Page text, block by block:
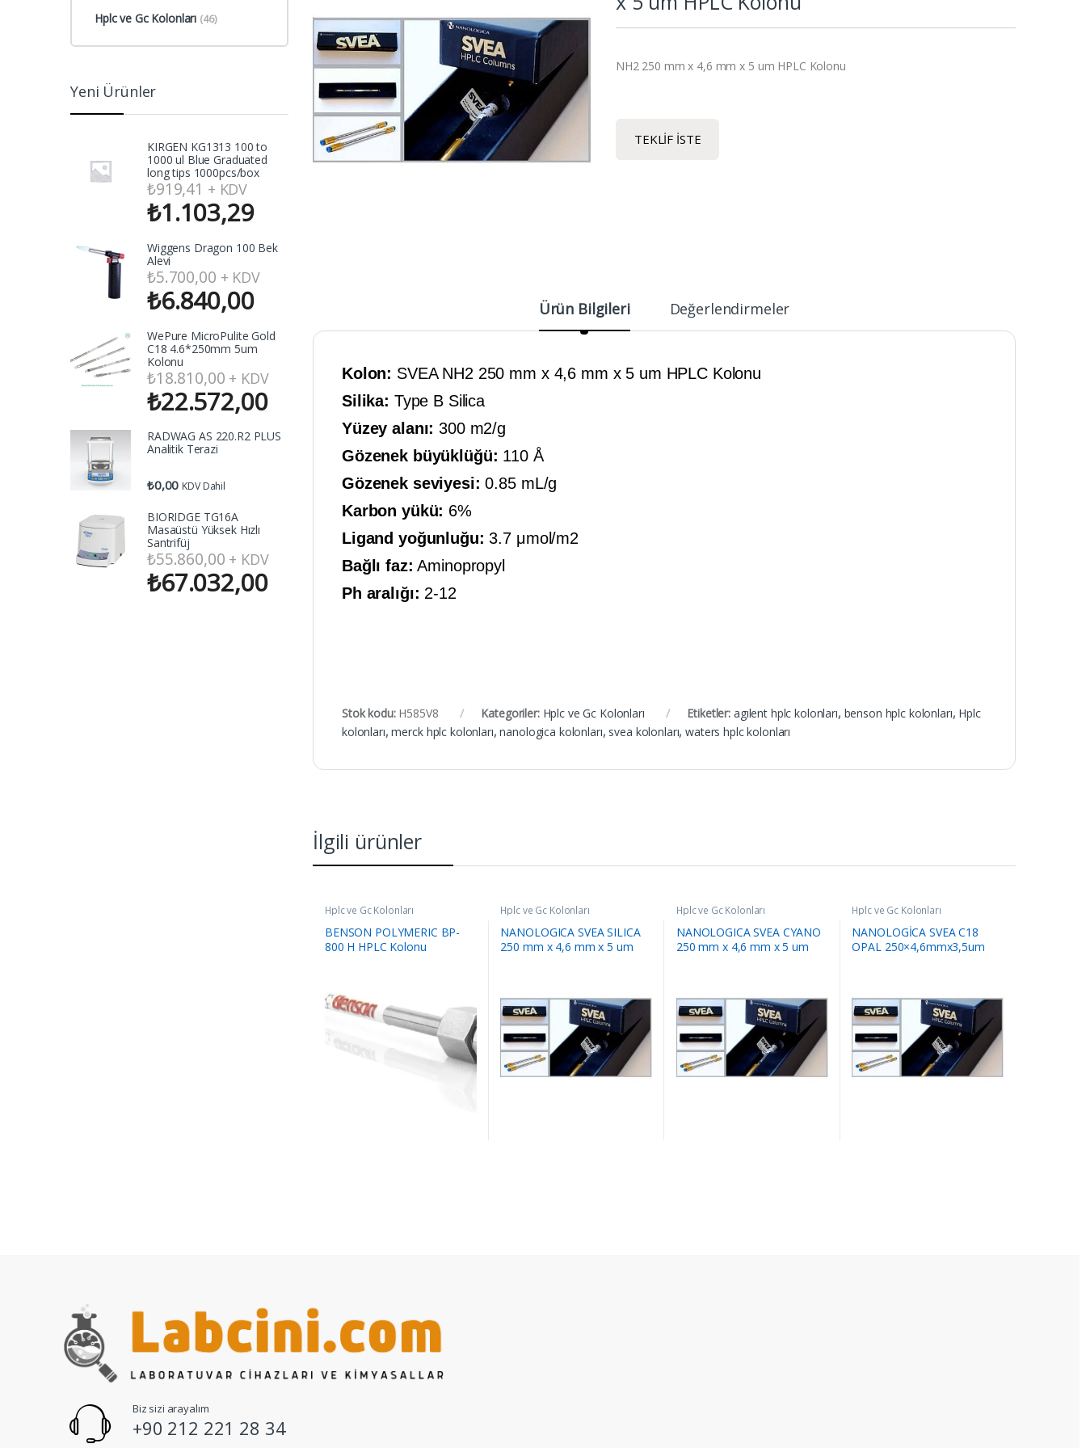
NH2 250 mm x 4,6 mm x 5 um HPLC Kolonu
TEKLIF İSTE
Ürün Bilgileri Değerlendirmeler
Kolon: SVEA NH2 250 mm x 4,6 mm x 5 um HPLC Kolonu
Silika: Type B Silica
Yüzey alanı: 300 m2/g
Gözenek büyüklüğü: 110 Å
Gözenek seviyesi: 0.85 mL/g
Karbon yükü: 6%
Ligand yoğunluğu:3.7 μmol/m2
Bağlı faz: Aminopropyl
Ph aralığı: 2-12
Stok kodu: H585V8 Kategoriler: Hplc ve Gc Kolonları Etiketler: agılent hplc kolonları, benson hplc kolonları, Hplc
kolonları,merck hplc kolonları,nanologica kolonları, svea kolonları,waters hplc kolonları
İlgili ürünler
Hplc ve Gc Kolonları
BENSON POLYMERIC BP-
800 H HPLC Kolonu
Hplc ve Gc Kolonları
NANOLOGICA SVEA SILICA
250 mm x 4,6 mm x 5 um
Hplc ve Gc Kolonları
NANOLOGICA SVEA CYANO
250 mm x 4,6 mm x 5 um
Hplc ve Gc Kolonları
NANOLOGİCA SVEA C18
OPAL 250×4,6mmx3,5um
Hplc ve Gc Kolonları (46)
Yeni Ürünler
KIRGEN KG1313 100 to
1000 ul Blue Graduated
long tips 1000pcs/box
₺919,41 + KDV
₺1.103,29
Wiggens Dragon 100 Bek
Alevi
₺5.700,00 + KDV
₺6.840,00
WePure MicroPulite Gold
C18 4.6*250mm 5um
Kolonu
₺18.810,00 + KDV
₺22.572,00
RADWAG AS 220.R2 PLUS
Analitik Terazi
₺0,00 KDV Dahil
BIORIDGE TG16A
Masaüstü Yüksek Hızlı
Santrifüj
₺55.860,00 + KDV
₺67.032,00
Biz sizi arayalım
+90 212 221 28 34